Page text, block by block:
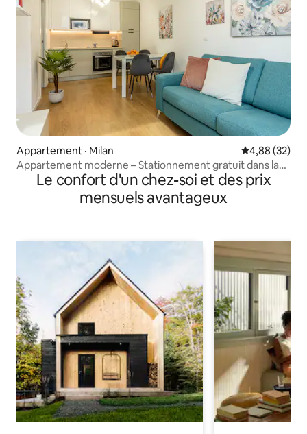
Appartement · Milan Note
4,88 (32)
Appartement moderne – Stationnement gratuit dans la
rue [Prada-IEO]
Le confort d'un chez-soi et des prix
mensuels avantageux